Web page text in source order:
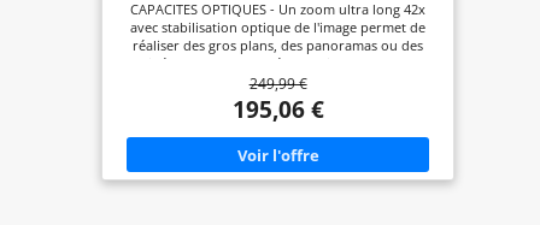
LCD 3, Vidéo Full HD 1080p, Batterie Li-ion -
Noir
CAPACITES OPTIQUES - Un zoom ultra long 42x
avec stabilisation optique de l'image permet de
réaliser des gros plans, des panoramas ou des
vidéos HD d'une clarté exceptionnelle de 20
mégapixels. UNE QUALITE DE PHOTO ET VIDEO
OPTIMALE - Le KODAK Pixpro Astro Zoom AZ425
propose une qualité de vidéo Full HD 1080p.
AUTRES FONCTIONNALITÉS - L'appareil dispose
des fonctionnalités de scène automatique, de suivi
d'objet, de fonctions de post-montage et d'une
foule de paramètres puissants mais conviviaux
249,99 €
195,06 €